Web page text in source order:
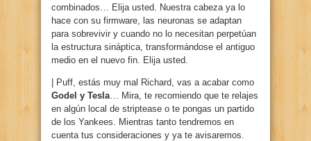
combinados… Elija usted. Nuestra cabeza ya lo
hace con su firmware, las neuronas se adaptan
para sobrevivir y cuando no lo necesitan perpetúan
la estructura sináptica, transformándose el antiguo
medio en el nuevo fin. Elija usted.
| Puff, estás muy mal Richard, vas a acabar como
Godel y Tesla… Mira, te recomiendo que te relajes
en algún local de striptease o te pongas un partido
de los Yankees. Mientras tanto tendremos en
cuenta tus consideraciones y ya te avisaremos.